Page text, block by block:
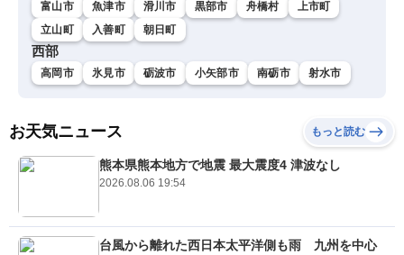
富山市 魚津市 滑川市 黒部市 舟橋村
上市町
立山町
入善町 朝日町
西部
高岡市 氷見市 砺波市 小矢部市 南砺市 射水市
お天気ニュース もっと読む
熊本県熊本地方で地震 最大震度4 津波なし
2026.08.06 19:54
台風から離れた西日本太平洋側も雨 九州を中心